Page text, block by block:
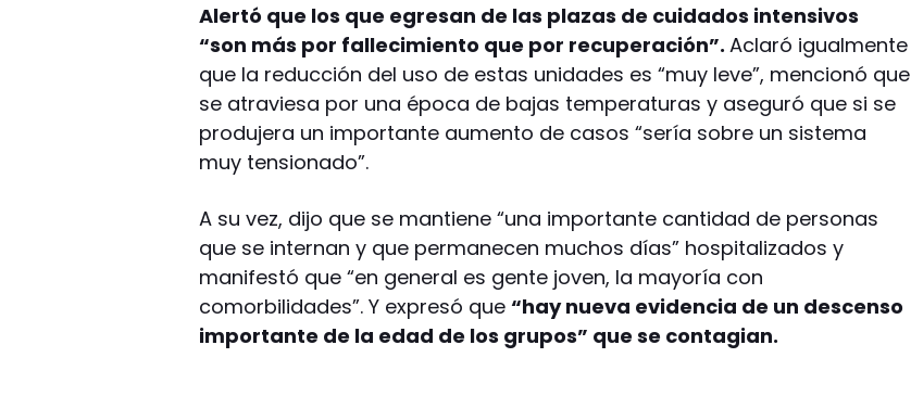
Alertó que los que egresan de las plazas de cuidados intensivos
“son más por fallecimiento que por recuperación”.Aclaró igualmente
que la reducción del uso de estas unidades es “muy leve”, mencionó que
se atraviesa por una época de bajas temperaturas y aseguró que si se
produjera un importante aumento de casos “sería sobre un sistema
muy tensionado”.
A su vez, dijo que se mantiene “una importante cantidad de personas
que se internan y que permanecen muchos días” hospitalizados y
manifestó que “en general es gente joven, la mayoría con
comorbilidades”. Y expresó que“hay nueva evidencia de un descenso
importante de la edad de los grupos” que se contagian.